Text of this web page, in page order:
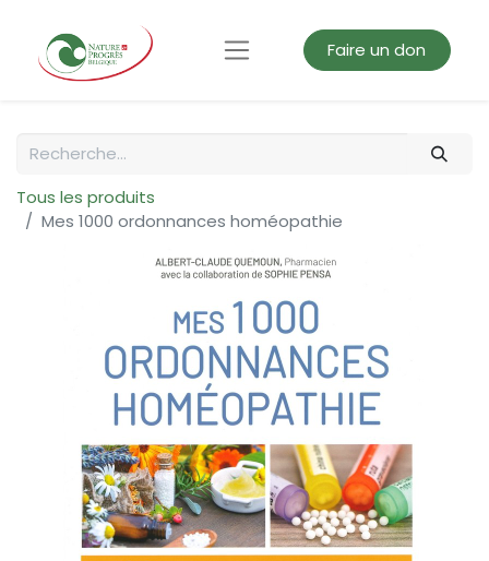
Faire un don
Tous les produits
Mes 1000 ordonnances homéopathie